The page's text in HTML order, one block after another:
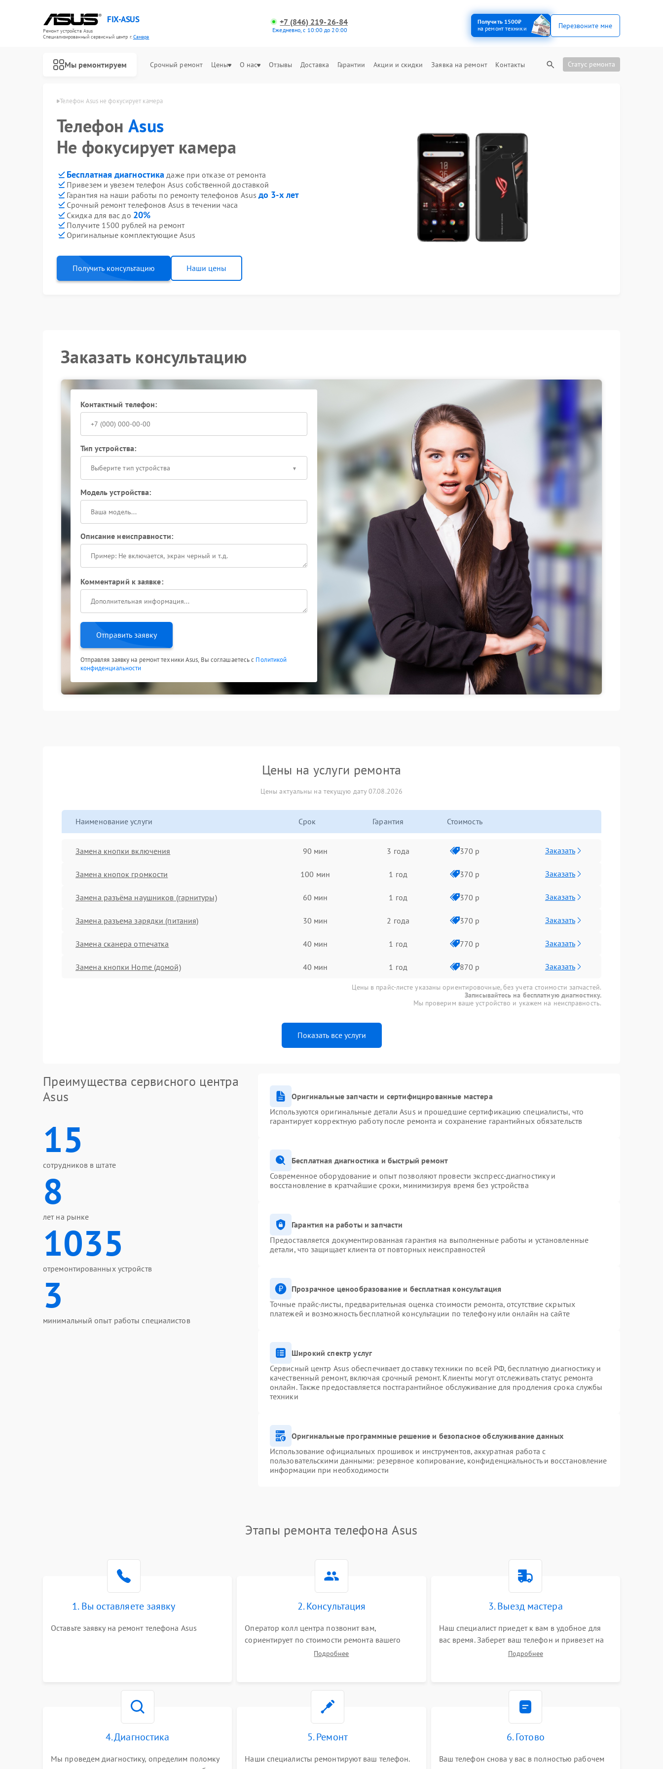
FIX-ASUS
Ремонт устройств Asus
Специализированный cервисный центр г.Самара
+7 (846) 219-26-84
Ежедневно, с 10:00 до 20:00
Получить 1500₽
на ремонт техники
Перезвоните мне
Мы ремонтируем Срочный ремонт Цены О нас Отзывы Доставка Гарантии Акции и скидки Заявка на ремонт Контакты Статус ремонта
Телефон Asus не фокусирует камера
Телефон Asus
Не фокусирует камера
Бесплатная диагностика даже при отказе от ремонта
Привезем и увезем телефон Asus собственной доставкой
Гарантия на наши работы по ремонту телефонов Asus до 3-х лет
Срочный ремонт телефонов Asus в течении часа
Скидка для вас до 20%
Получите 1500 рублей на ремонт
Оригинальные комплектующие Asus
Получить консультацию Наши цены
Заказать консультацию
Контактный телефон:
Тип устройства:
Выберите тип устройства
Модель устройства:
Описание неисправности:
Комментарий к заявке:
Отправить заявку
Отправляя заявку на ремонт техники Asus, Вы соглашаетесь с Политикой
конфиденциальности
Цены на услуги ремонта
Цены актуальны на текущую дату 07.08.2026
Наименование услуги Срок Гарантия Стоимость
Замена кнопки включения 90 мин 3 года 370 р Заказать
Замена кнопок громкости 100 мин 1 год 370 р Заказать
Замена разъёма наушников (гарнитуры) 60 мин 1 год 370 р Заказать
Замена разъема зарядки (питания) 30 мин 2 года 370 р Заказать
Замена сканера отпечатка 40 мин 1 год 770 р Заказать
Замена кнопки Home (домой) 40 мин 1 год 870 р Заказать
Цены в прайс-листе указаны ориентировочные, без учета стоимости запчастей.
Записывайтесь на бесплатную диагностику.
Мы проверим ваше устройство и укажем на неисправность.
Показать все услуги
Преимущества сервисного центра
Asus
15
сотрудников в штате
8
лет на рынке
1035
отремонтированных устройств
3
минимальный опыт работы специалистов
Оригинальные запчасти и сертифицированные мастера
Используются оригинальные детали Asus и прошедшие сертификацию специалисты, что
гарантирует корректную работу после ремонта и сохранение гарантийных обязательств
Бесплатная диагностика и быстрый ремонт
Современное оборудование и опыт позволяют провести экспресс-диагностику и
восстановление в кратчайшие сроки, минимизируя время без устройства
Гарантия на работы и запчасти
Предоставляется документированная гарантия на выполненные работы и установленные
детали, что защищает клиента от повторных неисправностей
Прозрачное ценообразование и бесплатная консультация
Точные прайс-листы, предварительная оценка стоимости ремонта, отсутствие скрытых
платежей и возможность бесплатной консультации по телефону или онлайн на сайте
Широкий спектр услуг
Сервисный центр Asus обеспечивает доставку техники по всей РФ, бесплатную диагностику и
качественный ремонт, включая срочный ремонт. Клиенты могут отслеживать статус ремонта
онлайн. Также предоставляется постгарантийное обслуживание для продления срока службы
техники
Оригинальные программные решение и безопасное обслуживание данных
Использование официальных прошивок и инструментов, аккуратная работа с
пользовательскими данными: резервное копирование, конфиденциальность и восстановление
информации при необходимости
Этапы ремонта телефона Asus
1. Вы оставляете заявку
Оставьте заявку на ремонт телефона Asus
2. Консультация
Оператор колл центра позвонит вам,
сориентирует по стоимости ремонта вашего
телефона а также ответит на все ваши вопросы.
Подробнее
3. Выезд мастера
Наш специалист приедет к вам в удобное для
вас время. Заберет ваш телефон и привезет на
склад для диагностики.Подробнее
4. Диагностика
Мы проведем диагностику, определим поломку
5. Ремонт
Наши специалисты ремонтируют ваш телефон.
6. Готово
Ваш телефон снова у вас в полностью рабочем